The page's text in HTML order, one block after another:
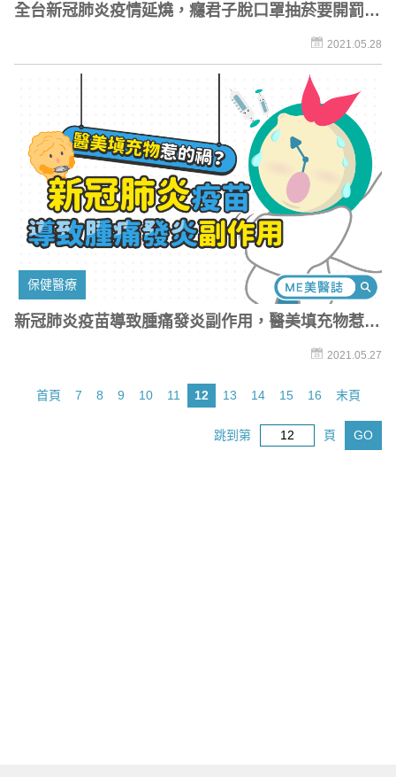
全台新冠肺炎疫情延燒，癮君子脫口罩抽菸要開罰！
2021.05.28
保健醫療
新冠肺炎疫苗導致腫痛發炎副作用，醫美填充物惹的
2021.05.27
首頁 7 8 9 10 11 12 13 14 15 16 末頁
跳到第 頁 GO